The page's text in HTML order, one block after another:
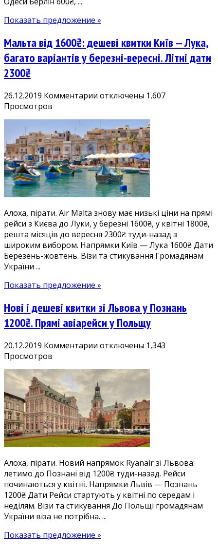
Дешеві
з
Києва,
Запоріжжя,
Харкова
Показать предложение »
Мальта від 1600₴: дешеві квитки Київ — Лука,
багато варіантів у березні-вересні. Літні дати
2300₴
26.12.2019 Комментарии к
від
1600₴:
дешеві
квитки
Київ
—
Лука,
варіантів
у
березні-
вересні.
Літні
отключены 1,607
Просмотров
Алоха, пірати. Air Malta знову має низькі ціни на прямі
рейси з Києва до Луки, у березні 1600₴, у квітні 1800₴,
решта місяців до вересня 2300₴ туди-назад з
широким вибором. Напрямки Київ — Лука 1600₴ Дати
Березень-жовтень. Візи та стикування Громадянам
України ...
Показать предложение »
Нові і дешеві квитки зі Львова у Познань
1200₴. Прямі авіарейси у Польщу
20.12.2019 Комментарии к
дешеві
квитки
зі
Львова
у
Познань
Прямі
авіарейси
у
Польщу
отключены 1,343
Просмотров
Алоха, пірати. Новий напрямок Ryanair зі Львова:
летимо до Познані від 1200₴ туди-назад. Рейси
починаються у квітні. Напрямки Львів — Познань
1200₴ Дати Рейси стартують у квітні по середам і
неділям. Візи та стикування До Польщі громадянам
України віза не потрібна. ...
Показать предложение »